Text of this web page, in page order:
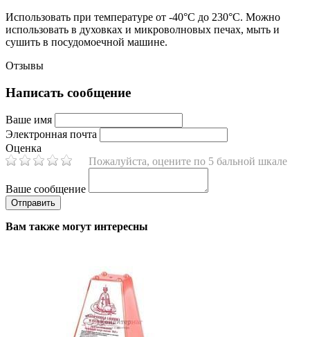
Использовать при температуре от -40°C до 230°С. Можно
использовать в духовках и микроволновых печах, мыть и
сушить в посудомоечной машине.
Отзывы
Написать сообщение
Ваше имя
Электронная почта
Оценка
Пожалуйста, оцените по 5 бальной шкале
Ваше сообщение
Вам также могут интересны